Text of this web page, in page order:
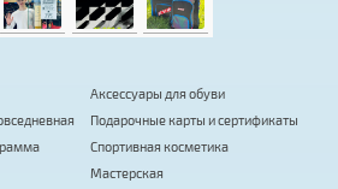
Аксессуары для обуви
Подарочные карты и сертификаты
Спортивная косметика
Мастерская